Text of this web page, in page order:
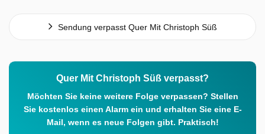
wie vor ihm schon fünf weitere Gymnasien. Und die
Mittelschule Eichendorff? Geht mal wieder leer aus. Und
gewonnen hat, Gebäude wie Gelände dringend
sanierungsbedürftig sind und für den Ganztagsbetrieb
sich eigentlich mehr als lohnen würde, denn in Bayerns
Mittelschule schlummert
Sendung verpasst Quer Mit Christoph Süß
Quer Mit Christoph Süß verpasst?
Möchten Sie keine weitere Folge verpassen? Stellen
Sie kostenlos einen Alarm ein und erhalten Sie eine E-
Mail, wenn es neue Folgen gibt. Praktisch!